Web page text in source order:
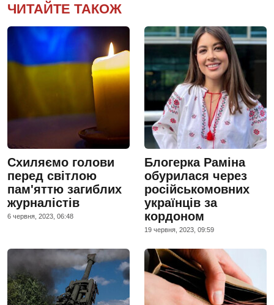
ЧИТАЙТЕ ТАКОЖ
Схиляємо голови
перед світлою
пам'яттю загиблих
журналістів
6 червня, 2023, 06:48
Блогерка Раміна
обурилася через
російськомовних
українців за
кордоном
19 червня, 2023, 09:59